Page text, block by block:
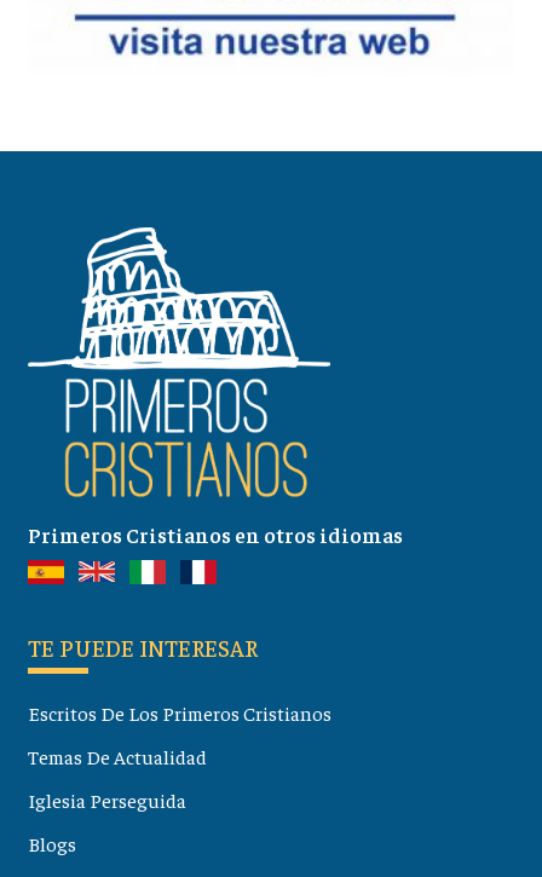
Primeros Cristianos en otros idiomas
TE PUEDE INTERESAR
Escritos De Los Primeros Cristianos
Temas De Actualidad
Iglesia Perseguida
Blogs